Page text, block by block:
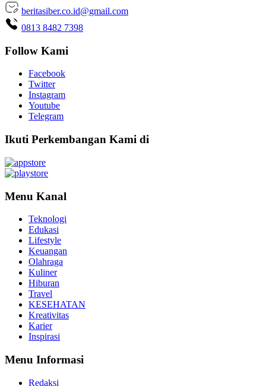
beritasiber.co.id@gmail.com
0813 8482 7398
Follow Kami
Facebook
Twitter
Instagram
Youtube
Telegram
Ikuti Perkembangan Kami di
Menu Kanal
Teknologi
Edukasi
Lifestyle
Keuangan
Olahraga
Kuliner
Hiburan
Travel
KESEHATAN
Kreativitas
Karier
Inspirasi
Menu Informasi
Redaksi